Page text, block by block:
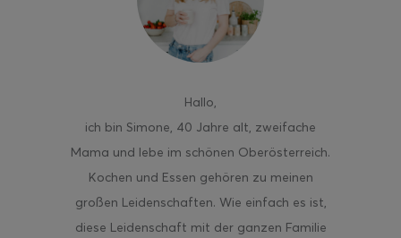
Hallo,
ich bin Simone, 40 Jahre alt, zweifache
Mama und lebe im schönen Oberösterreich.
Kochen und Essen gehören zu meinen
großen Leidenschaften. Wie einfach es ist,
diese Leidenschaft mit der ganzen Familie